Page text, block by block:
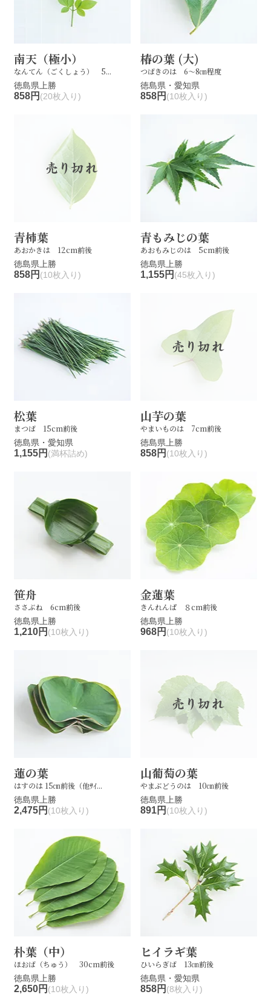
南天（極小）
なんてん（ごくしょう） 5...
徳島県上勝
858円 (20枚入り)
椿の葉 (大)
つばきのは 6～8㎝程度
徳島県・愛知県
858円 (10枚入り)
青柿葉
あおかきは 12cm前後
徳島県上勝
858円 (10枚入り)
青もみじの葉
あおもみじのは 5cm前後
徳島県上勝
1,155円 (45枚入り)
松葉
まつば 15cm前後
徳島県・愛知県
1,155円 (満杯詰め)
山芋の葉
やまいものは 7cm前後
徳島県上勝
858円 (10枚入り)
笹舟
ささぶね 6cm前後
徳島県上勝
1,210円 (10枚入り)
金蓮葉
きんれんぱ ８cm前後
徳島県上勝
968円 (10枚入り)
蓮の葉
はすのは 15㎝前後（他ｻｲ...
徳島県上勝
2,475円 (10枚入り)
山葡萄の葉
やまぶどうのは 10㎝前後
徳島県上勝
891円 (10枚入り)
朴葉（中）
ほおば（ちゅう） 30cm前後
徳島県上勝
2,650円 (10枚入り)
ヒイラギ葉
ひいらぎば 13㎝前後
徳島県・愛知県
858円 (8枚入り)